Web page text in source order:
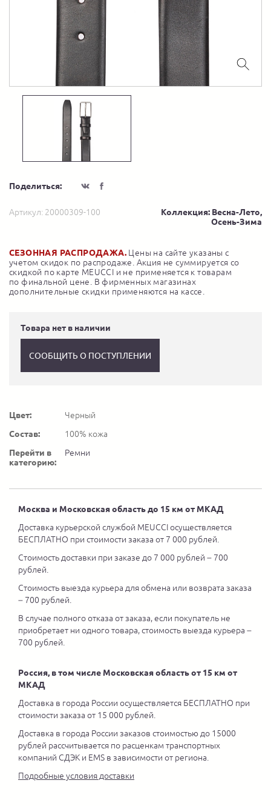
Поделиться:
Артикул: 20000309-100
Коллекция: Весна-Лето,
Осень-Зима
СЕЗОННАЯ РАСПРОДАЖА. Цены на сайте указаны с
учетом скидок по распродаже. Акция не суммируется со
скидкой по карте MEUCCI и не применяется к товарам
по финальной цене. В фирменных магазинах
дополнительные скидки применяются на кассе.
Товара нет в наличии
СООБЩИТЬ О ПОСТУПЛЕНИИ
Цвет:
Черный
Состав:
100% кожа
Перейти в
категорию:
Ремни
Москва и Московская область до 15 км от МКАД
Доставка курьерской службой MEUCCI осуществляется
БЕСПЛАТНО при стоимости заказа от 7 000 рублей.
Стоимость доставки при заказе до 7 000 рублей – 700
рублей.
Стоимость выезда курьера для обмена или возврата заказа
– 700 рублей.
В случае полного отказа от заказа, если покупатель не
приобретает ни одного товара, стоимость выезда курьера –
700 рублей.
Россия, в том числе Московская область от 15 км от
МКАД
Доставка в города России осуществляется БЕСПЛАТНО при
стоимости заказа от 15 000 рублей.
Доставка в города России заказов стоимостью до 15000
рублей рассчитывается по расценкам транспортных
компаний СДЭК и EMS в зависимости от региона.
Подробные условия доставки